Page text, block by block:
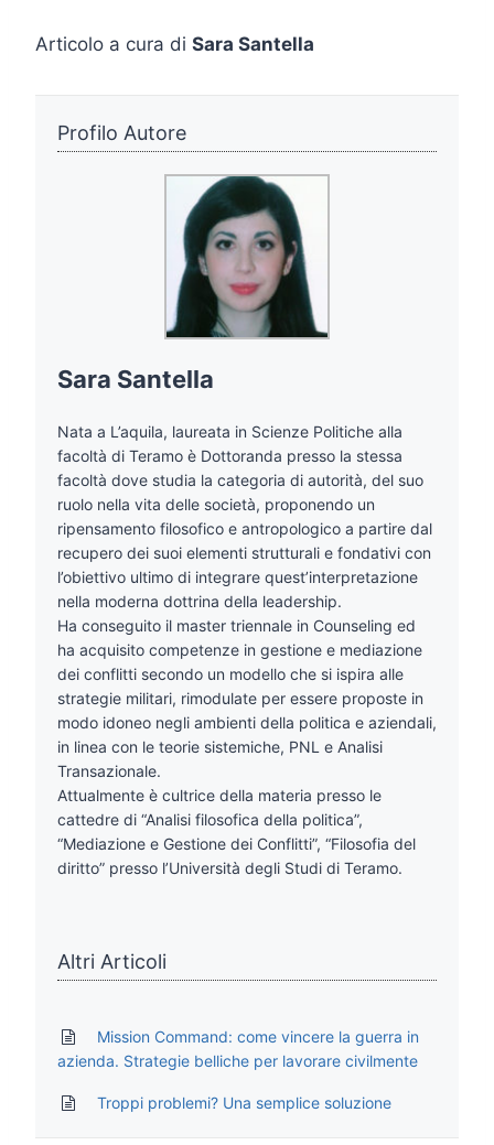
Articolo a cura di Sara Santella
Profilo Autore
Sara Santella
Nata a L’aquila, laureata in Scienze Politiche alla
facoltà di Teramo è Dottoranda presso la stessa
facoltà dove studia la categoria di autorità, del suo
ruolo nella vita delle società, proponendo un
ripensamento filosofico e antropologico a partire dal
recupero dei suoi elementi strutturali e fondativi con
l’obiettivo ultimo di integrare quest’interpretazione
nella moderna dottrina della leadership.
Ha conseguito il master triennale in Counseling ed
ha acquisito competenze in gestione e mediazione
dei conflitti secondo un modello che si ispira alle
strategie militari, rimodulate per essere proposte in
modo idoneo negli ambienti della politica e aziendali,
in linea con le teorie sistemiche, PNL e Analisi
Transazionale.
Attualmente è cultrice della materia presso le
cattedre di “Analisi filosofica della politica”,
“Mediazione e Gestione dei Conflitti”, “Filosofia del
diritto” presso l’Università degli Studi di Teramo.
Altri Articoli
Mission Command: come vincere la guerra in
azienda. Strategie belliche per lavorare civilmente
Troppi problemi? Una semplice soluzione